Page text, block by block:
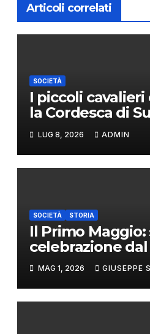
Articoli correlati
SOCIETÀ
I piccoli
la Cordesca di
LUG 8, 2026 ADMIN
SOCIETÀ STORIA
Il Primo
celebrazione
universale
MAG 1, 2026 GIUSEPPE